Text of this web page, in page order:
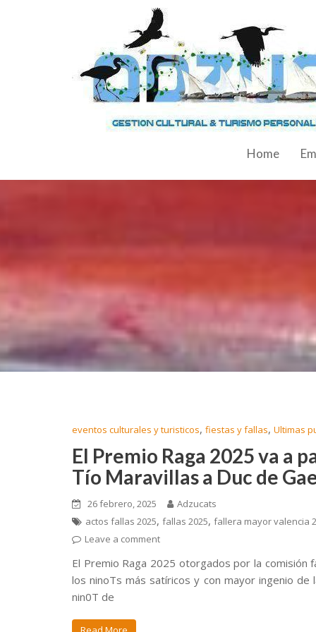
Home
eventos culturales y turisticos, fiestas y fallas, Ultimas
El Premio Raga 2025 va a
Tío Maravillas a Duc de
26 febrero, 2025
Adzucats
actos fallas 2025, fallas 2025, fallera mayor valencia
Leave a comment
El Premio Raga 2025 otorgados por la
los ninoTs más satíricos y con mayor ingenio de
nin0T de